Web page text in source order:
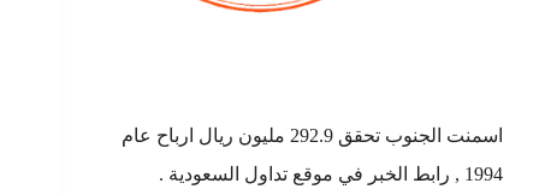
اسمنت الجنوب تحقق 292.9 مليون ريال ارباح عام
1994 , رابط الخبر في موقع تداول السعودية .